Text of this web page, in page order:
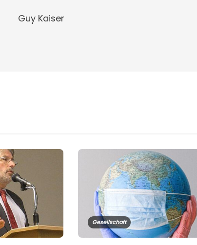
Guy Kaiser
Gesellschaft